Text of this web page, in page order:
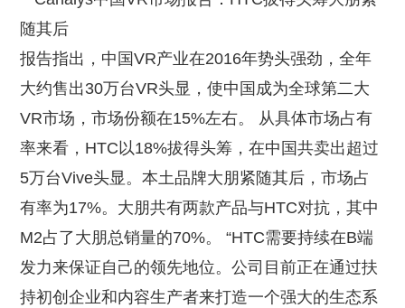
报告指出，中国VR产业在2016年势头强劲，全年
大约售出30万台VR头显，使中国成为全球第二大
VR市场，市场份额在15%左右。 从具体市场占有
率来看，HTC以18%拔得头筹，在中国共卖出超过
5万台Vive头显。本土品牌大朋紧随其后，市场占
有率为17%。大朋共有两款产品与HTC对抗，其中
M2占了大朋总销量的70%。 “HTC需要持续在B端
发力来保证自己的领先地位。公司目前正在通过扶
持初创企业和内容生产者来打造一个强大的生态系